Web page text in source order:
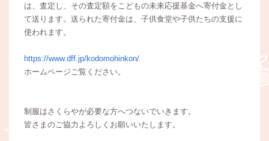
は、査定し、その査定額をこどもの未来応援基金へ寄付金とし
て送ります。送られた寄付金は、子供食堂や子供たちの支援に
使われます。
https://www.dff.jp/kodomohinkon/
ホームページご覧ください。
制服はさくらやが必要な方へつないでいきます。
皆さまのご協力よろしくお願いいたします。